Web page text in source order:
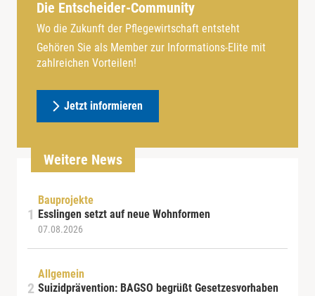
Die Entscheider-Community
Wo die Zukunft der Pflegewirtschaft entsteht
Gehören Sie als Member zur Informations-Elite mit
zahlreichen Vorteilen!
Jetzt informieren
Weitere News
Bauprojekte
Esslingen setzt auf neue Wohnformen
07.08.2026
Allgemein
Suizidprävention: BAGSO begrüßt Gesetzesvorhaben